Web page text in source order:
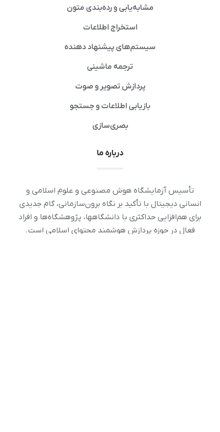
مشابه‌یابی و رده‌بندی متون
استخراج اطلاعات
سیستم‌های پیشنهاد دهنده
ترجمه ماشینی
پردازش تصویر و صوت
بازیابی اطلاعات و جستجو
بصری‌سازی
درباره ما
تأسیس آزمایشگاه هوش مصنوعی و علوم اسلامی و
انسانی دیجیتال با تأکید بر نگاه برون‌سازمانی، گام جدیدی
برای هم‌افزایی حداکثری با دانشگاهها، پژوهشگاه‌ها و افراد
فعال در حوزه پردازش هوشمند محتوای اسلامی است.